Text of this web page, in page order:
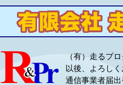
（有）走るプ
以後、よろし
通信事業者届出